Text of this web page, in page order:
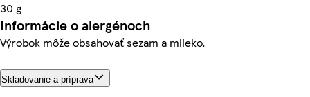
30 g
Informácie o alergénoch
Výrobok môže obsahovať sezam a mlieko.
Skladovanie a príprava